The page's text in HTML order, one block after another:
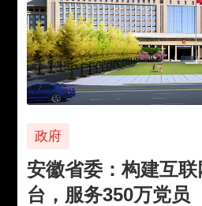
政府
安徽省委：构建互
台，服务350万党员